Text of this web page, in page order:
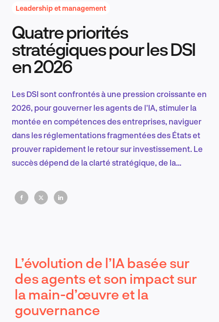
Recherche et conception produit
EN
Leadership et management
Quatre priorités
stratégiques pour les DSI
en 2026
Les DSI sont confrontés à une pression croissante en
2026, pour gouverner les agents de l'IA, stimuler la
montée en compétences des entreprises, naviguer
dans les réglementations fragmentées des États et
prouver rapidement le retour sur investissement. Le
succès dépend de la clarté stratégique, de la
en matière de technologie et de talents.
L’évolution de l’IA basée sur
des agents et son impact sur
la main-d’œuvre et la
gouvernance